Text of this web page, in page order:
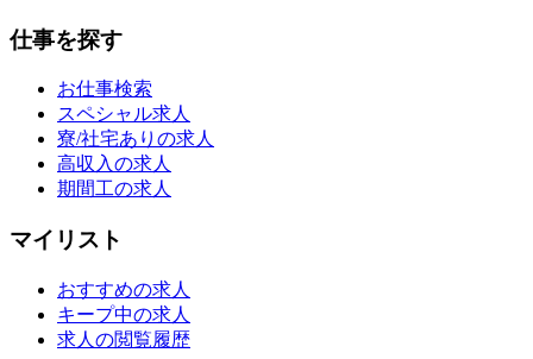
仕事を探す
お仕事検索
スペシャル求人
寮/社宅ありの求人
高収入の求人
期間工の求人
マイリスト
おすすめの求人
キープ中の求人
求人の閲覧履歴